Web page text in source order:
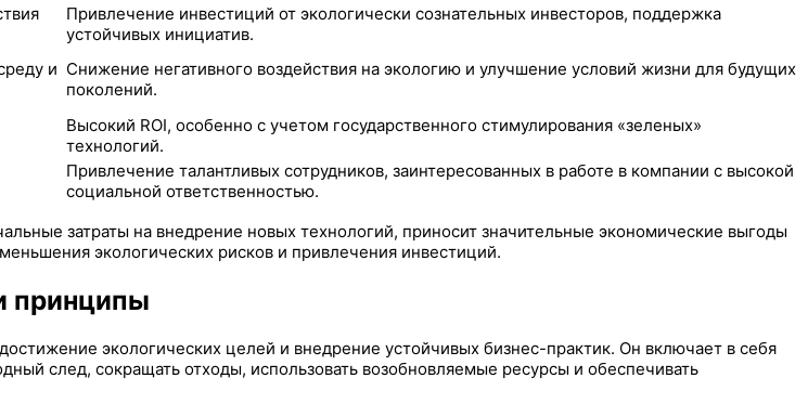
Привлечение инвестиций от экологически сознательных инвесторов, поддержка
устойчивых инициатив.
и Снижение негативного воздействия на экологию и улучшение условий жизни для будущих
поколений.
Высокий ROI, особенно с учетом государственного стимулирования «зеленых»
технологий.
Привлечение талантливых сотрудников, заинтересованных в работе в компании с высокой
социальной ответственностью.
затраты на внедрение новых технологий, приносит значительные экономические выгоды
экологических рисков и привлечения инвестиций.
принципы
экологических целей и внедрение устойчивых бизнес-практик. Он включает в себя
след, сокращать отходы, использовать возобновляемые ресурсы и обеспечивать